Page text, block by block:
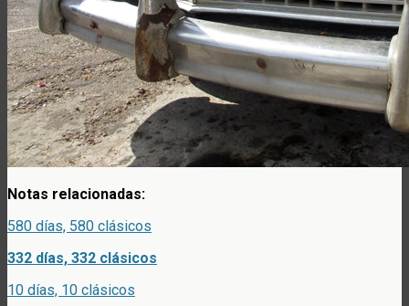
Notas relacionadas:
580 días, 580 clásicos
332 días, 332 clásicos
10 días, 10 clásicos